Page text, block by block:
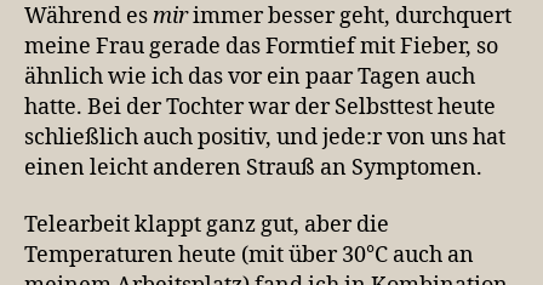
Während es mirimmer besser geht, durchquert
meine Frau gerade das Formtief mit Fieber, so
ähnlich wie ich das vor ein paar Tagen auch
hatte. Bei der Tochter war der Selbsttest heute
schließlich auch positiv, und jede:r von uns hat
einen leicht anderen Strauß an Symptomen.
Telearbeit klappt ganz gut, aber die
Temperaturen heute (mit über 30°C auch an